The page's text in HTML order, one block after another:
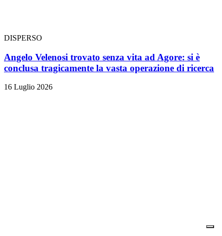
DISPERSO
Angelo Velenosi trovato senza vita ad Agore: si è
conclusa tragicamente la vasta operazione di ricerca
16 Luglio 2026